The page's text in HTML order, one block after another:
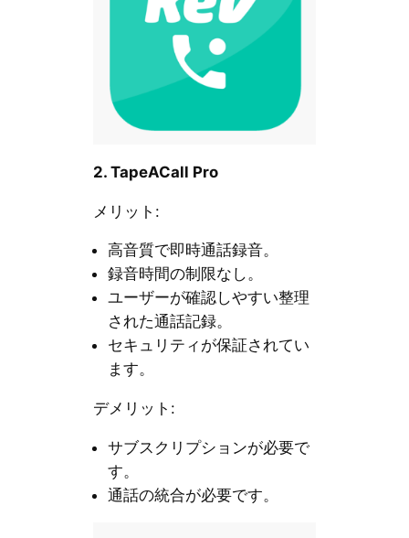
2. TapeACall Pro
メリット:
高音質で即時通話録音。
録音時間の制限なし。
ユーザーが確認しやすい整理
された通話記録。
セキュリティが保証されてい
ます。
デメリット:
サブスクリプションが必要で
す。
通話の統合が必要です。